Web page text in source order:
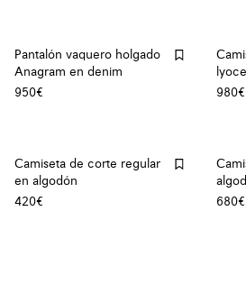
Pantalón vaquero holgado
Anagram en denim
950€
lyocell
980€
Camiseta de corte regular
en algodón
420€
680€